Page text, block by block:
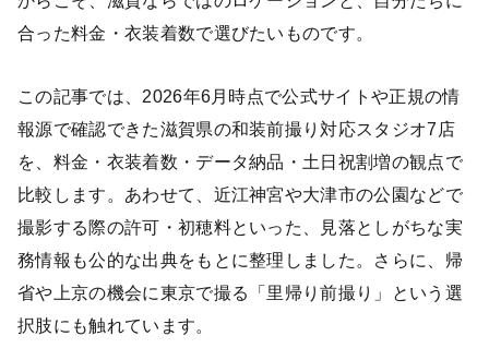
合った料金・衣装着数で選びたいものです。
この記事では、2026年6月時点で公式サイトや正規の情
報源で確認できた滋賀県の和装前撮り対応スタジオ7店
を、料金・衣装着数・データ納品・土日祝割増の観点で
比較します。あわせて、近江神宮や大津市の公園などで
撮影する際の許可・初穂料といった、見落としがちな実
務情報も公的な出典をもとに整理しました。さらに、帰
省や上京の機会に東京で撮る「里帰り前撮り」という選
択肢にも触れています。